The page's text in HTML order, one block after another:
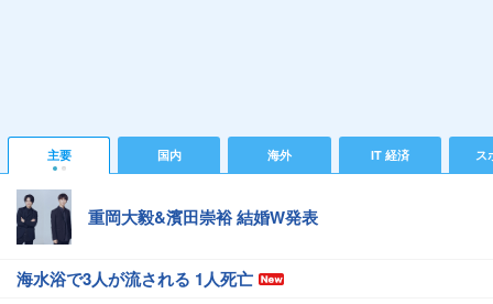
主要 国内 海外 IT 経済 ス
重岡大毅&濱田崇裕 結婚W発表
海水浴で3人が流される 1人死亡